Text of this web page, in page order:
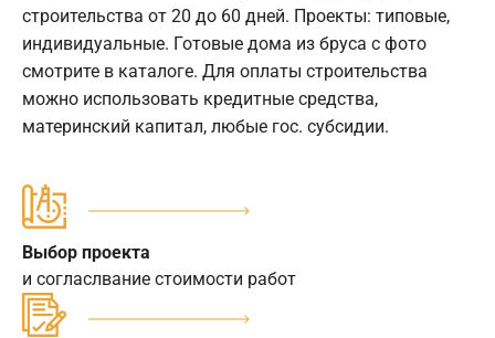
строительства от 20 до 60 дней. Проекты: типовые,
индивидуальные. Готовые дома из бруса с фото
смотрите в каталоге. Для оплаты строительства
можно использовать кредитные средства,
материнский капитал, любые гос. субсидии.
Выбор проекта
и согласлвание стоимости работ